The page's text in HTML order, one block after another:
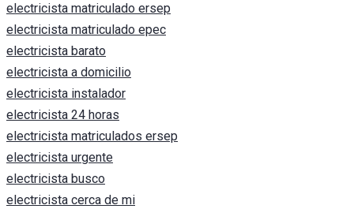
electricista matriculado ersep
electricista matriculado epec
electricista barato
electricista a domicilio
electricista instalador
electricista 24 horas
electricista matriculados ersep
electricista urgente
electricista busco
electricista cerca de mi